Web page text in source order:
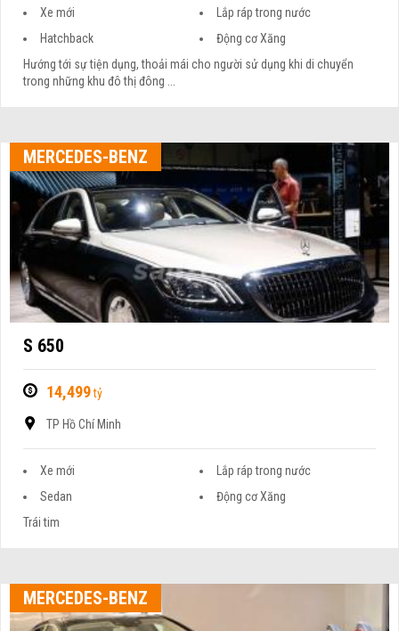
Xe mới
Lắp ráp trong nước
Hatchback
Động cơ Xăng
Hướng tới sự tiện dụng, thoải mái cho người sử dụng khi di chuyển
trong những khu đô thị đông ...
MERCEDES-BENZ
S 650
14,499tỷ
TP Hồ Chí Minh
Xe mới
Lắp ráp trong nước
Sedan
Động cơ Xăng
Trái tim
MERCEDES-BENZ